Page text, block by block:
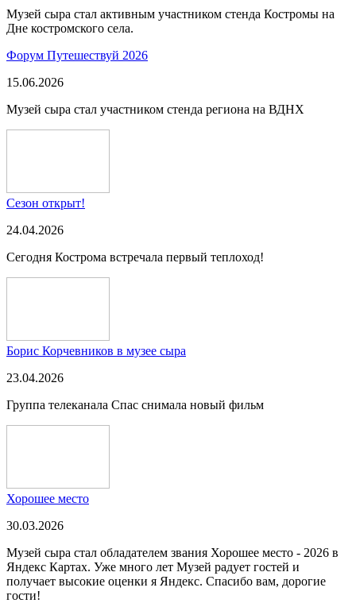
Музей сыра стал активным участником стенда Костромы на
Дне костромского села.
Форум Путешествуй 2026
15.06.2026
Музей сыра стал участником стенда региона на ВДНХ
Сезон открыт!
24.04.2026
Сегодня Кострома встречала первый теплоход!
Борис Корчевников в музее сыра
23.04.2026
Группа телеканала Спас снимала новый фильм
Хорошее место
30.03.2026
Музей сыра стал обладателем звания Хорошее место - 2026 в
Яндекс Картах. Уже много лет Музей радует гостей и
получает высокие оценки я Яндекс. Спасибо вам, дорогие
гости!